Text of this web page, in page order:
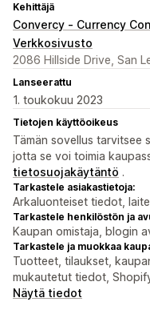
Kehittäjä
Convercy ‑ Currency
Verkkosivusto
2086 Hillside Drive, San
Lanseerattu
1. toukokuu 2023
Tietojen käyttöoikeus
Tämän sovellus tarvitsee
jotta se voi toimia
tietosuojakäytäntö .
Tarkastele asiakastietoja:
Arkaluonteiset tiedot,
Tarkastele henkilöstön ja
Kaupan omistaja, blogin
Tarkastele ja muokkaa
Tuotteet, tilaukset,
mukautetut tiedot,
Näytä tiedot